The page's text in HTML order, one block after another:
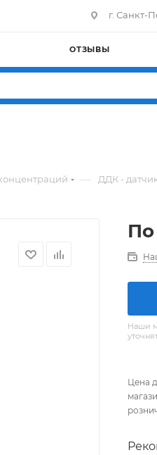
г. Санкт-
ОТЗЫВЫ
— ДДК -
По
Наши
Цена